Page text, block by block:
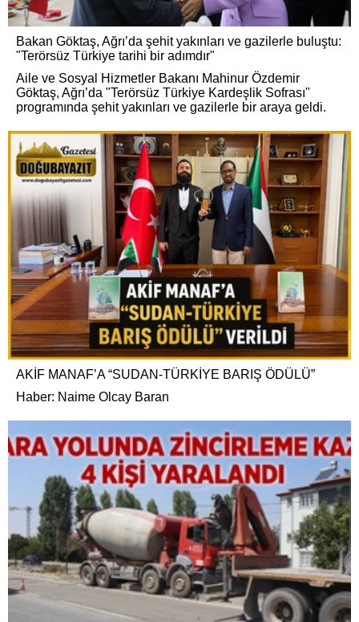
Bakan Göktaş, Ağrı’da şehit yakınları ve gazilerle buluştu:
"Terörsüz Türkiye tarihi bir adımdır"
Aile ve Sosyal Hizmetler Bakanı Mahinur Özdemir
Göktaş, Ağrı’da "Terörsüz Türkiye Kardeşlik Sofrası"
programında şehit yakınları ve gazilerle bir araya geldi.
AKİF MANAF’A “SUDAN-TÜRKİYE BARIŞ ÖDÜLÜ”
Haber: Naime Olcay Baran